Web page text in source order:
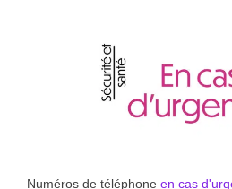
Numéros de téléphone en cas